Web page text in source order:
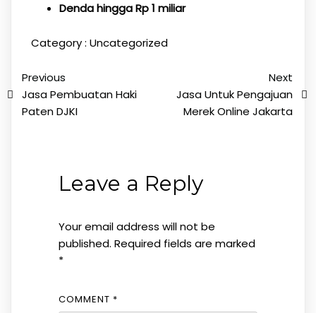
Denda hingga Rp 1 miliar
Category : Uncategorized
Previous
Jasa Pembuatan Haki
Paten DJKI
Next
Jasa Untuk Pengajuan
Merek Online Jakarta
Leave a Reply
Your email address will not be
published. Required fields are marked
*
COMMENT *